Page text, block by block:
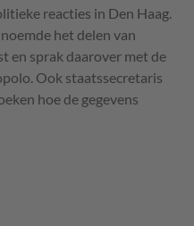
reacties in Den Haag.
het delen van
en sprak daarover met de
Ook staatssecretaris
hoe de gegevens